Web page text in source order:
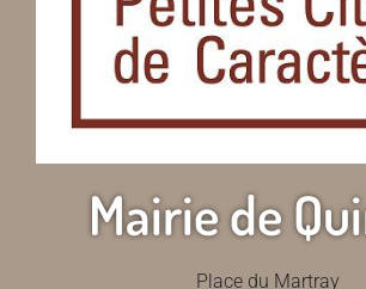
Mairie de
Place du Martray